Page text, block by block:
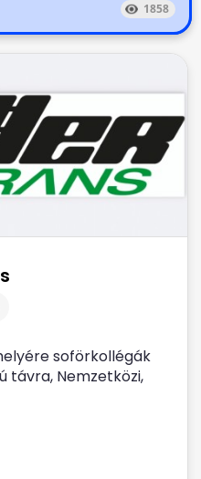
1858
soförkollégák
távra, Nemzetközi,